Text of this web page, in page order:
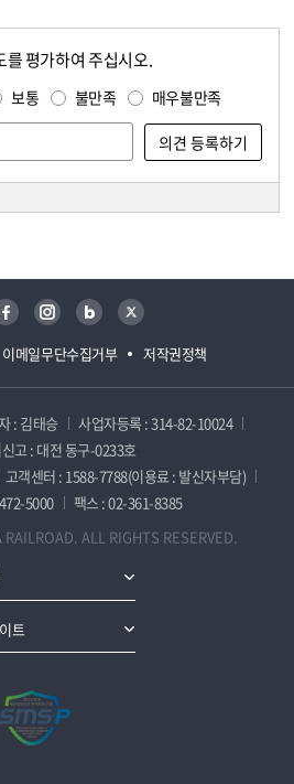
평가하여 주십시오.
보통 불만족 매우불만족
이메일무단수집거부 저작권정책
페이스북 인스타그램 블로그 트위터
: 김태승
사업자등록 : 314-82-10024
고 : 대전 동구-0233호
고객센터 : 1588-7788(이용료 : 발신자부담)
5000
팩스 : 02-361-8385
ALL RIGHTS RESERVED.
트